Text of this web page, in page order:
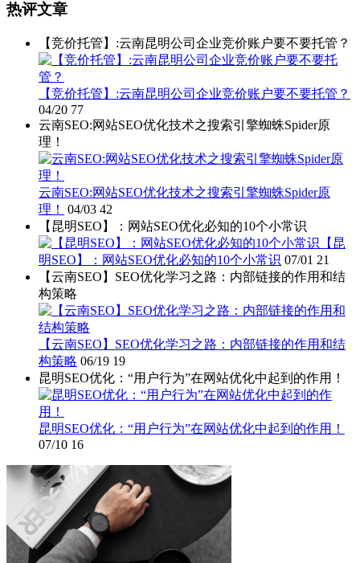
热评文章
【竞价托管】:云南昆明公司企业竞价账户要不要托管？
【竞价托管】:云南昆明公司企业竞价账户要不要托管？
04/20 77
云南SEO:网站SEO优化技术之搜索引擎蜘蛛Spider原
理！
云南SEO:网站SEO优化技术之搜索引擎蜘蛛Spider原
理！
04/03 42
【昆明SEO】：网站SEO优化必知的10个小常识
【昆
明SEO】：网站SEO优化必知的10个小常识 07/01 21
【云南SEO】SEO优化学习之路：内部链接的作用和结
构策略
【云南SEO】SEO优化学习之路：内部链接的作用和结
构策略 06/19 19
昆明SEO优化：“用户行为”在网站优化中起到的作用！
昆明SEO优化：“用户行为”在网站优化中起到的作用！
07/10 16